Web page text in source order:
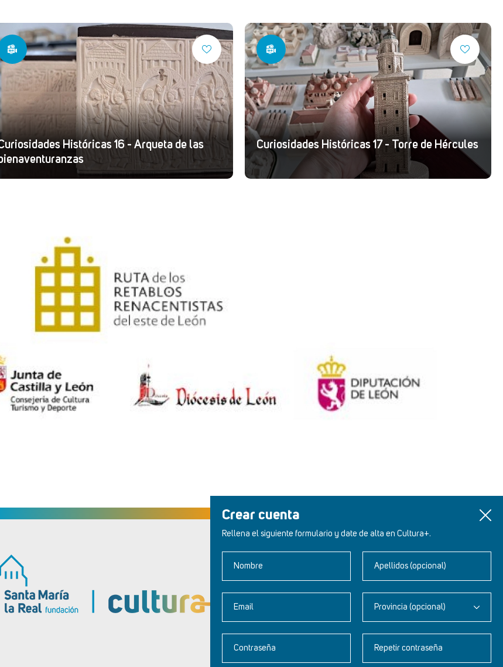
Crear cuenta
Rellena el siguiente formulario y date de alta en Cultura+.
Nombre Apellidos (opcional)
Email Provincia (opcional)
Contraseña Repetir contraseña
Históricas 16 - Arqueta de las
bienaventuranzas
Curiosidades Históricas 17 - Torre de Hércules
Newsletter
Aviso legal